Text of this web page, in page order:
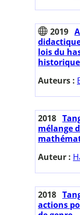
2019
lois du
Auteurs :
2018
mélange
Auteur :
2018
actions